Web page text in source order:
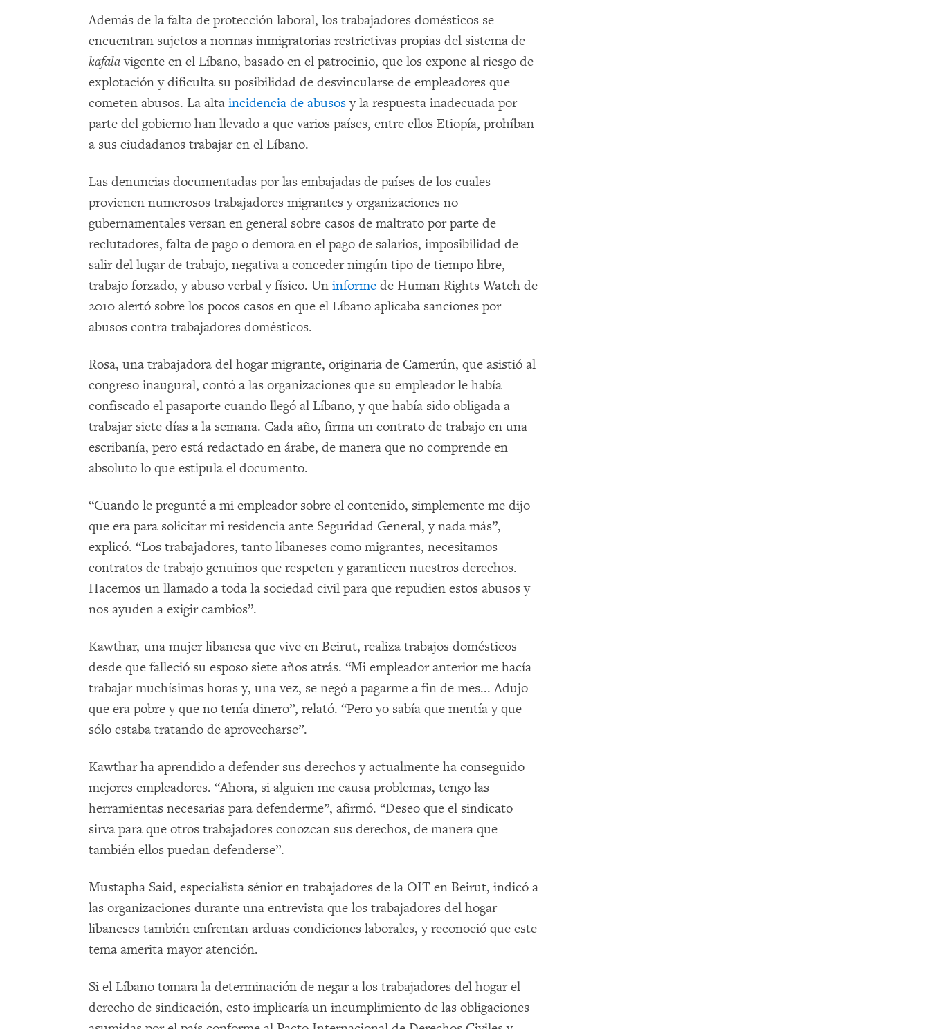
Además de la falta de protección laboral, los trabajadores domésticos se
encuentran sujetos a normas inmigratorias restrictivas propias del sistema de
kafalavigente en el Líbano, basado en el patrocinio, que los expone al riesgo de
explotación y dificulta su posibilidad de desvincularse de empleadores que
cometen abusos. La alta incidencia de abusosy la respuesta inadecuada por
parte del gobierno han llevado a que varios países, entre ellos Etiopía, prohíban
a sus ciudadanos trabajar en el Líbano.
Las denuncias documentadas por las embajadas de países de los cuales
provienen numerosos trabajadores migrantes y organizaciones no
gubernamentales versan en general sobre casos de maltrato por parte de
reclutadores, falta de pago o demora en el pago de salarios, imposibilidad de
salir del lugar de trabajo, negativa a conceder ningún tipo de tiempo libre,
trabajo forzado, y abuso verbal y físico. Un informe de Human Rights Watch de
2010 alertó sobre los pocos casos en que el Líbano aplicaba sanciones por
abusos contra trabajadores domésticos.
Rosa, una trabajadora del hogar migrante, originaria de Camerún, que asistió al
congreso inaugural, contó a las organizaciones que su empleador le había
confiscado el pasaporte cuando llegó al Líbano, y que había sido obligada a
trabajar siete días a la semana. Cada año, firma un contrato de trabajo en una
escribanía, pero está redactado en árabe, de manera que no comprende en
absoluto lo que estipula el documento.
“Cuando le pregunté a mi empleador sobre el contenido, simplemente me dijo
que era para solicitar mi residencia ante Seguridad General, y nada más”,
explicó. “Los trabajadores, tanto libaneses como migrantes, necesitamos
contratos de trabajo genuinos que respeten y garanticen nuestros derechos.
Hacemos un llamado a toda la sociedad civil para que repudien estos abusos y
nos ayuden a exigir cambios”.
Kawthar, una mujer libanesa que vive en Beirut, realiza trabajos domésticos
desde que falleció su esposo siete años atrás. “Mi empleador anterior me hacía
trabajar muchísimas horas y, una vez, se negó a pagarme a fin de mes... Adujo
que era pobre y que no tenía dinero”, relató. “Pero yo sabía que mentía y que
sólo estaba tratando de aprovecharse”.
Kawthar ha aprendido a defender sus derechos y actualmente ha conseguido
mejores empleadores. “Ahora, si alguien me causa problemas, tengo las
herramientas necesarias para defenderme”, afirmó. “Deseo que el sindicato
sirva para que otros trabajadores conozcan sus derechos, de manera que
también ellos puedan defenderse”.
Mustapha Said, especialista sénior en trabajadores de la OIT en Beirut, indicó a
las organizaciones durante una entrevista que los trabajadores del hogar
libaneses también enfrentan arduas condiciones laborales, y reconoció que este
tema amerita mayor atención.
Si el Líbano tomara la determinación de negar a los trabajadores del hogar el
derecho de sindicación, esto implicaría un incumplimiento de las obligaciones